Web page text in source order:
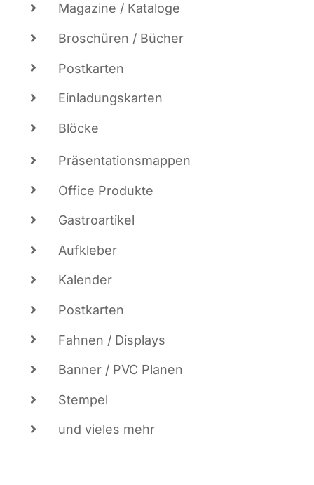
Maga­zi­ne / Kataloge
Bro­schü­ren / Bücher
Post­kar­ten
Ein­la­dungs­kar­ten
Blö­cke
Prä­sen­ta­ti­ons­map­pen
Office Pro­duk­te
Gas­tro­ar­ti­kel
Auf­kle­ber
Kalen­der
Post­kar­ten
Fah­nen / Displays
Ban­ner / PVC Planen
Stem­pel
und vie­les mehr